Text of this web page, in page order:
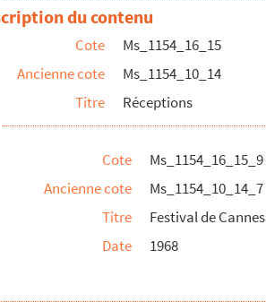
club
au Progrès
du contenu
Cote
Ms_1154_16_15
Ancienne cote
Ms_1154_10_14
Titre
Réceptions
Cote
Ms_1154_16_15_9
Ancienne cote
Ms_1154_10_14_7
Titre
Festival de Cannes
Date
1968